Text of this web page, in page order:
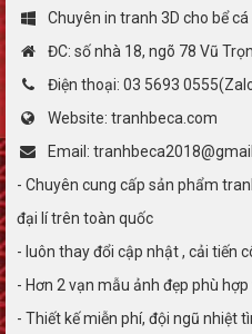
Chuyên in tranh 3D cho bể
ĐC: số nhà 18, ngõ 78 Vũ
Điện thoại: 03 5693
Website: tranhbeca.com
Email:
- Chuyên cung cấp sản phẩm
đại lí trên toàn quốc
- luôn thay đổi cập nhật , cải tiến
- Hơn 2 vạn mẫu ảnh đẹp phù
- Thiết kế miễn phí, đội ngũ nhiệt